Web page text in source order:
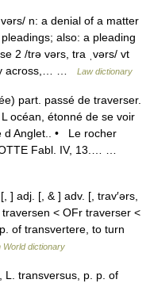
n: a denial of a matter
also: a pleading
2 /trə vərs, tra ˌvərs/ vt
across,… …
Law dictionary
part. passé de traverser.
océan, étonné de se voir
d Anglet.. • Le rocher
Fabl. IV, 13.… …
] adj. [, & ] adv. [, trav′ərs,
< OFr traverser <
of transvertere, to turn
World dictionary
transversus, p. p. of